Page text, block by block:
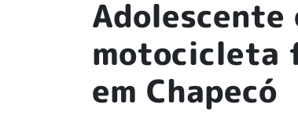
Adolescente
motocicleta
em Chapecó